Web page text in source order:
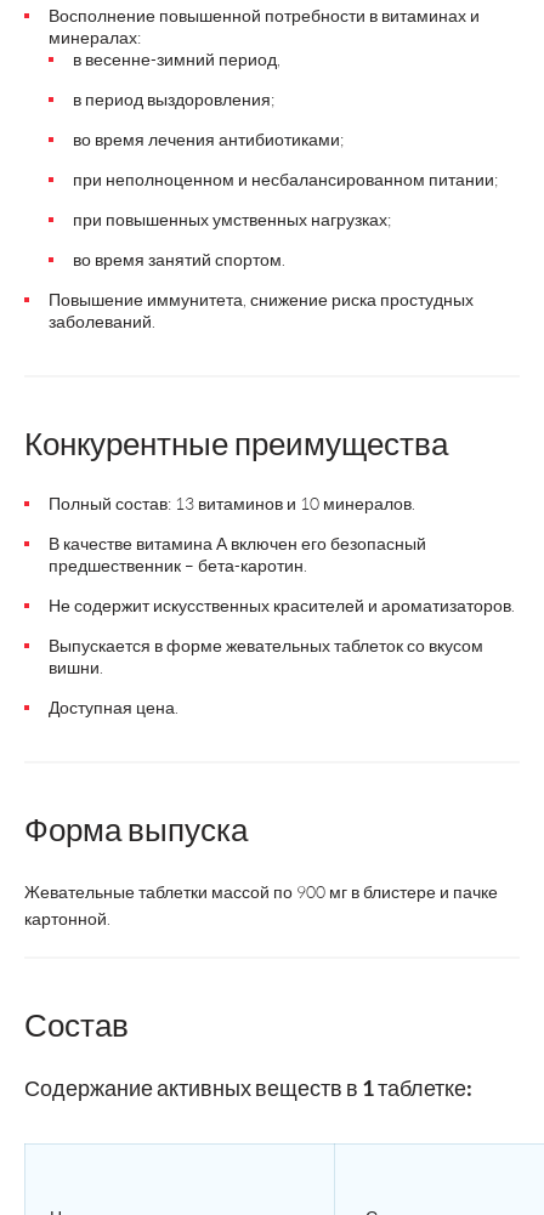
Восполнение повышенной потребности в витаминах и
минералах:
в весенне-зимний период,
в период выздоровления;
во время лечения антибиотиками;
при неполноценном и несбалансированном питании;
при повышенных умственных нагрузках;
во время занятий спортом.
Повышение иммунитета, снижение риска простудных
заболеваний.
Конкурентные преимущества
Полный состав: 13 витаминов и 10 минералов.
В качестве витамина А включен его безопасный
предшественник – бета-каротин.
Не содержит искусственных красителей и ароматизаторов.
Выпускается в форме жевательных таблеток со вкусом
вишни.
Доступная цена.
Форма выпуска
Жевательные таблетки массой по 900 мг в блистере и пачке
картонной.
Состав
Содержание активных веществ в 1 таблетке: